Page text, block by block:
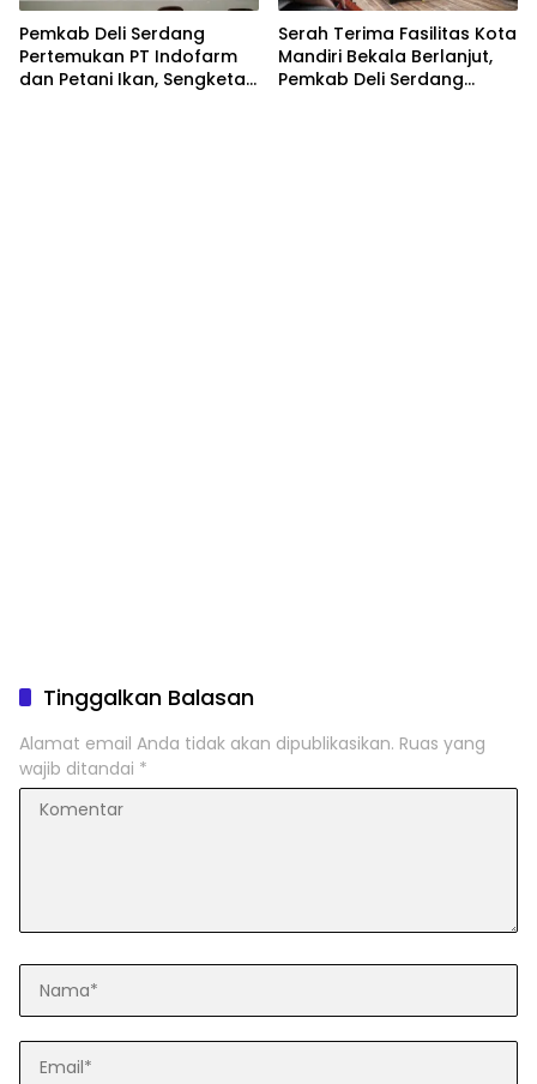
Pemkab Deli Serdang
Pertemukan PT Indofarm
dan Petani Ikan, Sengketa
Serah Terima Fasilitas Kota
Mandiri Bekala Berlanjut,
Pemkab Deli Serdang
Tinggalkan Balasan
Alamat email Anda tidak akan dipublikasikan. Ruas yang
wajib ditandai *